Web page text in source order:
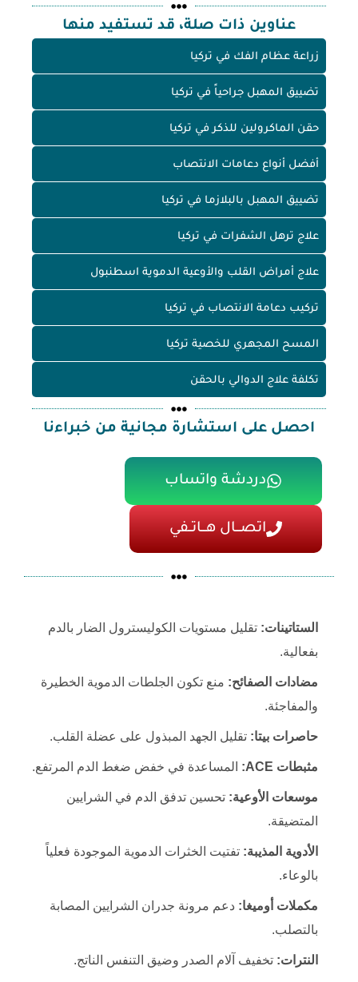
عناوين ذات صلة، قد تستفيد منها
زراعة عظام الفك في تركيا
تضييق المهبل جراحياً في تركيا
حقن الماكرولين للذكر في تركيا
أفضل أنواع دعامات الانتصاب
تضييق المهبل بالبلازما في تركيا
علاج ترهل الشفرات في تركيا
علاج أمراض القلب والأوعية الدموية اسطنبول
تركيب دعامة الانتصاب في تركيا
المسح المجهري للخصية تركيا
تكلفة علاج الدوالي بالحقن
احصل على استشارة مجانية من خبراءنا
دردشة واتساب
اتصـــال هـــاتــفي
الستاتينات: تقليل مستويات الكوليسترول الضار بالدم
بفعالية.
مضادات الصفائح: منع تكون الجلطات الدموية الخطيرة
والمفاجئة.
حاصرات بيتا: تقليل الجهد المبذول على عضلة القلب.
مثبطات ACE: المساعدة في خفض ضغط الدم المرتفع.
موسعات الأوعية: تحسين تدفق الدم في الشرايين
المتضيقة.
الأدوية المذيبة: تفتيت الخثرات الدموية الموجودة فعلياً
بالوعاء.
مكملات أوميغا: دعم مرونة جدران الشرايين المصابة
بالتصلب.
النترات: تخفيف آلام الصدر وضيق التنفس الناتج.